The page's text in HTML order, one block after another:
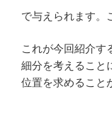
で与えられます。
これが今回紹介す
細分を考えること
位置を求めること